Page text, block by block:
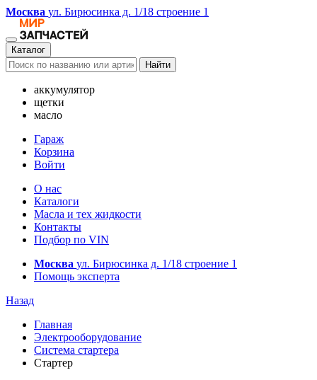
Москва ул. Бирюсинка д. 1/18 строение 1
Каталог
Найти
аккумулятор
щетки
масло
Гараж
Корзина
Войти
О нас
Каталоги
Масла и тех жидкости
Контакты
Подбор по VIN
Москва ул. Бирюсинка д. 1/18 строение 1
Помощь эксперта
Назад
Главная
Электрооборудование
Система стартера
Стартер